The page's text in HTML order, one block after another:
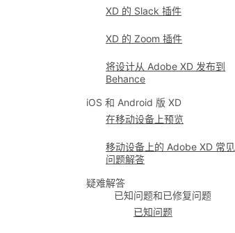
XD 的 Slack 插件
XD 的 Zoom 插件
将设计从 Adobe XD 发布到
Behance
iOS 和 Android 版 XD
在移动设备上预览
移动设备上的 Adobe XD 常见
问题解答
疑难解答
已知问题和已修复问题
已知问题